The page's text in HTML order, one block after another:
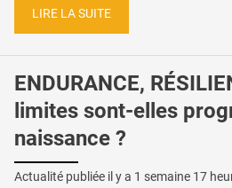
LIRE LA SUITE
ENDURANCE,
limites sont-elles
naissance ?
Actualité publiée il y a 1 semaine 17